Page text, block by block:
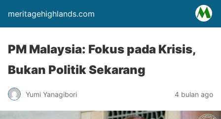
meritagehighlands.com
PM Malaysia: Fokus pada Krisis,
Bukan Politik Sekarang
Yumi Yanagibori 4 bulan ago